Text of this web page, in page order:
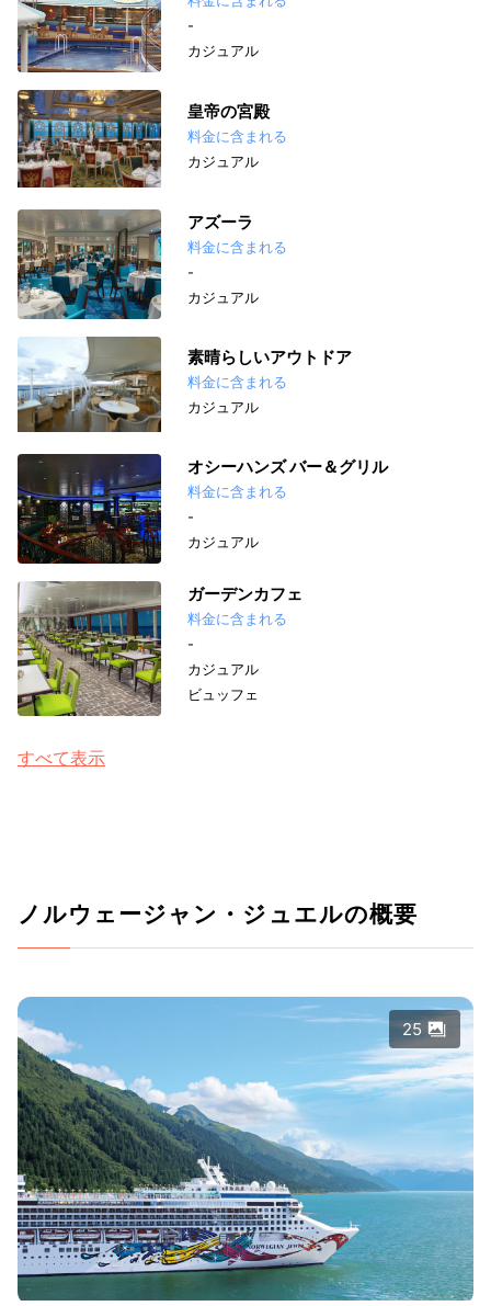
-
カジュアル
皇帝の宮殿
料金に含まれる
カジュアル
アズーラ
料金に含まれる
-
カジュアル
素晴らしいアウトドア
料金に含まれる
カジュアル
オシーハンズ バー＆グリル
料金に含まれる
-
カジュアル
ガーデンカフェ
料金に含まれる
-
カジュアル
ビュッフェ
すべて表示
ノルウェージャン・ジュエルの概要
25